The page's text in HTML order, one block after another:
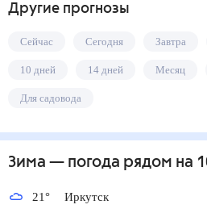
Другие прогнозы
Сейчас Сегодня Завтра
10 дней 14 дней Месяц
Для садовода
Зима — погода рядом на
21° Иркутск